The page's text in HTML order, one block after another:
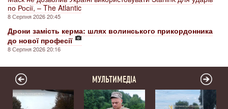
по Росії, – The Atlantic
8 Серпня 2026 20:45
Дрони замість керма: шлях волинського прикордонника
до нової професії
8 Серпня 2026 20:16
МУЛЬТИМЕДІА